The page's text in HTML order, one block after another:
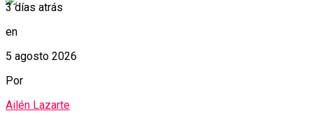
3 días atrás
en
5 agosto 2026
Por
Ailén Lazarte